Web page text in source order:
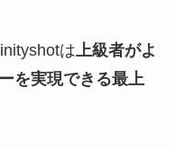
は 上級者がよ
を実現できる最上